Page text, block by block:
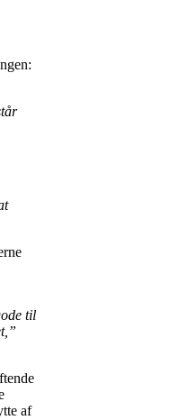
til
af